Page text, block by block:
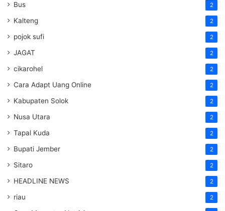
Bus 2
Kalteng 2
pojok sufi 2
JAGAT 2
cikarohel 2
Cara Adapt Uang Online 2
Kabupaten Solok 2
Nusa Utara 2
Tapal Kuda 2
Bupati Jember 2
Sitaro 2
HEADLINE NEWS 2
riau 2